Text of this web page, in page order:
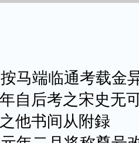
端临通考载金
自后考之宋史无
他书间从附録